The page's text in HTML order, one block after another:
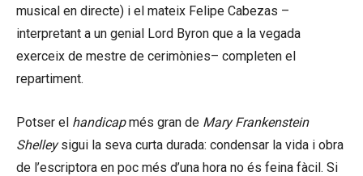
musical en directe) i el mateix Felipe Cabezas –
interpretant a un genial Lord Byron que a la vegada
exerceix de mestre de cerimònies– completen el
repartiment.
Potser el handicapmés gran de Mary Frankenstein
Shelleysigui la seva curta durada: condensar la vida i obra
de l’escriptora en poc més d’una hora no és feina fàcil. Si